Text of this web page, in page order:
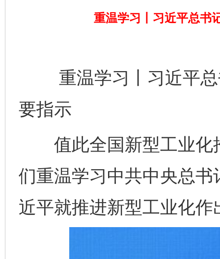
重温学习丨习近平总书
重温学习丨习近平总
要指示
值此全国新型工业化
们重温学习中共中央总
近平就推进新型工业化作